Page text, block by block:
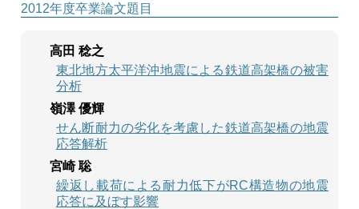
2012年度卒業論文題目
高田 稔之
東北地方太平洋沖地震による鉄道高架橋の被害
分析
嶺澤 優輝
せん断耐力の劣化を考慮した鉄道高架橋の地震
応答解析
宮崎 聡
繰返し載荷による耐力低下がRC構造物の地震
応答に及ぼす影響